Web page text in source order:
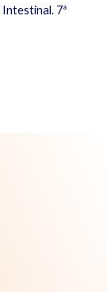
7ª